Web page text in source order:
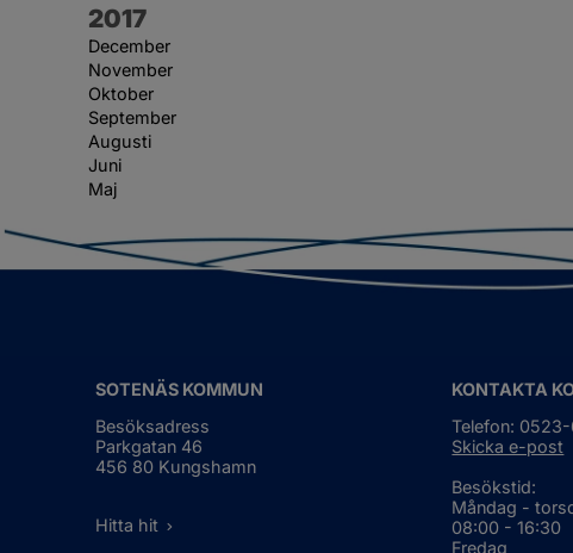
År:
2017
December
November
Oktober
September
Augusti
Juni
Maj
SOTENÄS KOMMUN
Besöksadress
Parkgatan 46
456 80 Kungshamn
Hitta hit
KONTAKTA
Telefon:
Skicka e-post
Besökstid:
Måndag -
08:00 - 16:30
Fredag